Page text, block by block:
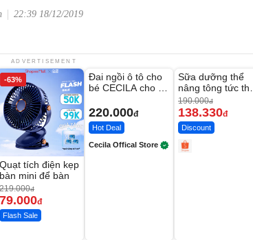
22:39 18/12/2019
ADVERTISEMENT
-63%
Quạt tích điện kẹp
bàn mini để bàn
219.000đ
79.000đ
Flash Sale
Đai ngồi ô tô cho
bé CECILA cho bé
220.000đ
Hot Deal
Cecila Offical Store
-27%
Sữa dưỡng thể
nâng tông tức thì
Vaseline Body
190.000đ
138.330đ
Discount